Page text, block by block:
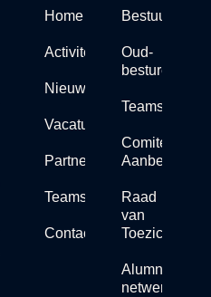
Home
Activiteiten
Nieuws
Vacaturebank
Partners
Teams
Contact
Bestuur
Oud-
besturen
Teams
Comité van
Aanbeveling
Raad
van
Toezicht
Alumni
netwerk